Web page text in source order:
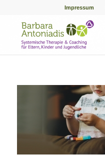
Impressum